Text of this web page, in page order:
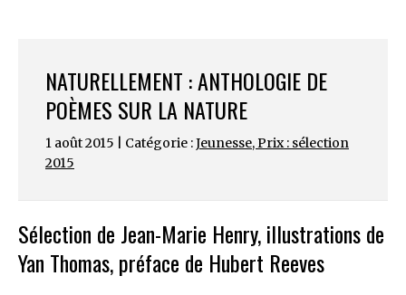
NATURELLEMENT : ANTHOLOGIE DE
POÈMES SUR LA NATURE
1 août 2015 | Catégorie :Jeunesse,Prix : sélection
2015
Sélection de Jean-Marie Henry, illustrations de
Yan Thomas, préface de Hubert Reeves